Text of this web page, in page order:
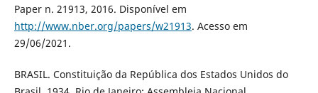
Paper n. 21913, 2016. Disponível em
http://www.nber.org/papers/w21913. Acesso em
29/06/2021.
BRASIL. Constituição da República dos Estados Unidos do